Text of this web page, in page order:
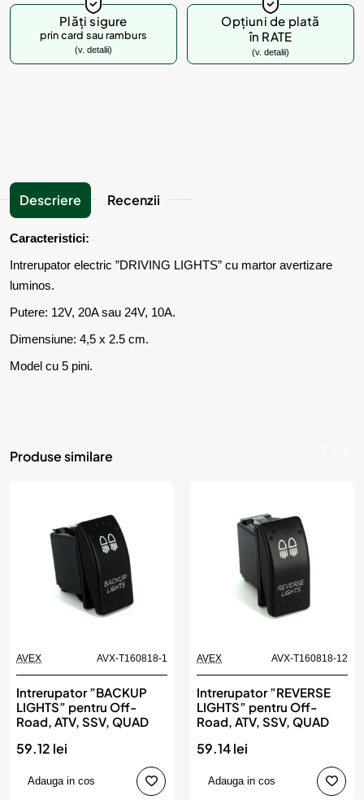
Plăți sigure
prin card sau ramburs
(v. detalii)
Opțiuni de plată
în RATE
(v. detalii)
Descriere Recenzii
Caracteristici:
Intrerupator electric ”DRIVING LIGHTS” cu martor avertizare
luminos.
Putere: 12V, 20A sau 24V, 10A.
Dimensiune: 4,5 x 2.5 cm.
Model cu 5 pini.
Produse similare
AVEX AVX-T160818-1
Intrerupator ”BACKUP
LIGHTS” pentru Off-
Road, ATV, SSV, QUAD
59.12 lei
Adauga in cos
AVEX AVX-T160818-12
Intrerupator ”REVERSE
LIGHTS” pentru Off-
Road, ATV, SSV, QUAD
59.14 lei
Adauga in cos